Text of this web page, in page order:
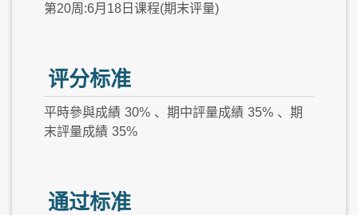
第20周:6月18日课程(期末评量)
评分标准
平時參與成績 30% 、期中評量成績 35% 、期
末評量成績 35%
通过标准